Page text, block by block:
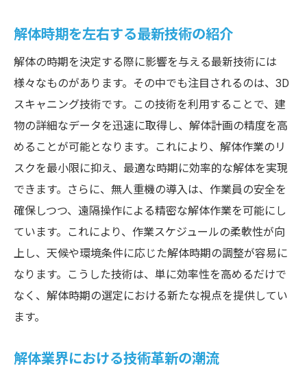
解体時期を左右する最新技術の紹介
解体の時期を決定する際に影響を与える最新技術には
様々なものがあります。その中でも注目されるのは、3D
スキャニング技術です。この技術を利用することで、建
物の詳細なデータを迅速に取得し、解体計画の精度を高
めることが可能となります。これにより、解体作業のリ
スクを最小限に抑え、最適な時期に効率的な解体を実現
できます。さらに、無人重機の導入は、作業員の安全を
確保しつつ、遠隔操作による精密な解体作業を可能にし
ています。これにより、作業スケジュールの柔軟性が向
上し、天候や環境条件に応じた解体時期の調整が容易に
なります。こうした技術は、単に効率性を高めるだけで
なく、解体時期の選定における新たな視点を提供してい
ます。
解体業界における技術革新の潮流